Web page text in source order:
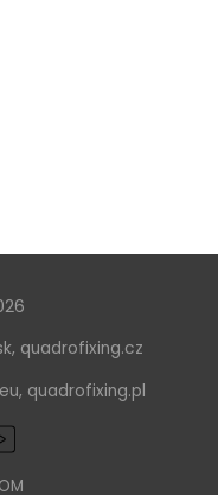
, quadrofixing.cz
, quadrofixing.pl